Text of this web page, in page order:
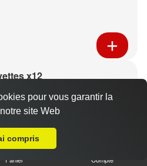
x12
Panier Compte
pour vous garantir la
site Web
compris